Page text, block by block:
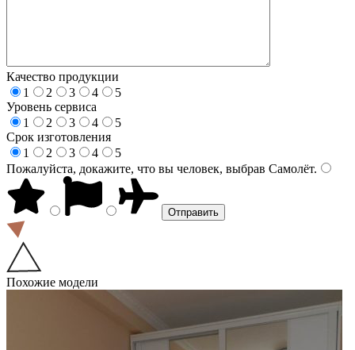
Качество продукции
1
2 3 4
5
Уровень сервиса
1
2 3 4
5
Срок изготовления
1
2 3 4
5
Пожалуйста, докажите, что вы человек, выбрав Самолёт.
Похожие модели